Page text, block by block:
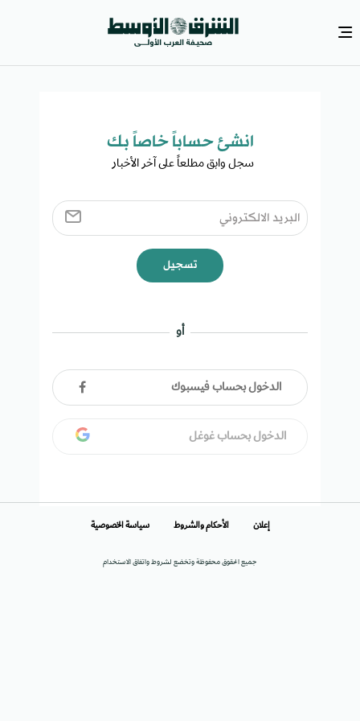
انشئ حساباً خاصاً بك​
سجل وابق مطلعاً على آخر الأخبار ​
تسجيل
أو
الدخول بحساب فيسبوك
الدخول بحساب غوغل
جميع الحقوق محفوظة وتخضع لشروط واتفاق الاستخدام
إعلان الأحكام والشروط سياسة الخصوصية